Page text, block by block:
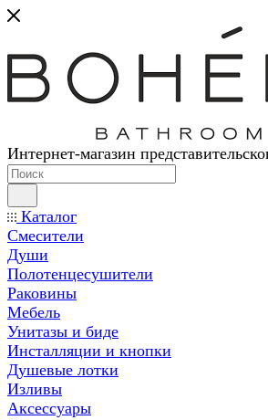
Интернет-магазин
Каталог
Смесители
Души
Полотенцесушители
Раковины
Мебель
Унитазы и биде
Инсталляции и кнопки
Душевые лотки
Изливы
Аксессуары